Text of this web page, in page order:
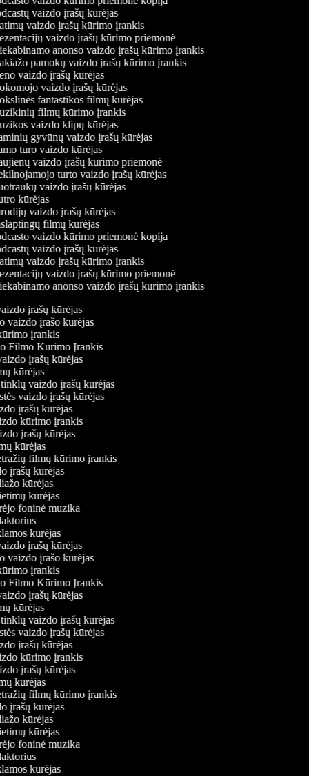
vaizdo įrašų kūrėjas
vaizdo įrašų kūrimo įrankis
vaizdo įrašų kūrimo priemonė
anonso vaizdo įrašų kūrimo įrankis
pamokų vaizdo įrašų kūrimo įrankis
vaizdo įrašų kūrėjas
vaizdo įrašų kūrėjas
fantastikos filmų kūrėjas
filmų kūrimo įrankis
vaizdo klipų kūrėjas
gyvūnų vaizdo įrašų kūrėjas
turo vaizdo kūrėjas
vaizdo įrašų kūrimo priemonė
turto vaizdo įrašų kūrėjas
vaizdo įrašų kūrėjas
kūrėjas
vaizdo įrašų kūrėjas
filmų kūrėjas
vaizdo kūrimo priemonė kopija
vaizdo įrašų kūrėjas
vaizdo įrašų kūrimo įrankis
vaizdo įrašų kūrimo priemonė
anonso vaizdo įrašų kūrimo įrankis
įrašų kūrėjas
vaizdo įrašo kūrėjas
įrankis
Filmo Kūrimo Įrankis
įrašų kūrėjas
kūrėjas
tinklų vaizdo įrašų kūrėjas
vaizdo įrašų kūrėjas
įrašų kūrėjas
kūrimo įrankis
įrašų kūrėjas
kūrėjas
filmų kūrimo įrankis
įrašų kūrėjas
kūrėjas
kūrėjas
foninė muzika
kūrėjas
įrašų kūrėjas
vaizdo įrašo kūrėjas
įrankis
Filmo Kūrimo Įrankis
įrašų kūrėjas
kūrėjas
tinklų vaizdo įrašų kūrėjas
vaizdo įrašų kūrėjas
įrašų kūrėjas
kūrimo įrankis
įrašų kūrėjas
kūrėjas
filmų kūrimo įrankis
įrašų kūrėjas
kūrėjas
kūrėjas
foninė muzika
kūrėjas